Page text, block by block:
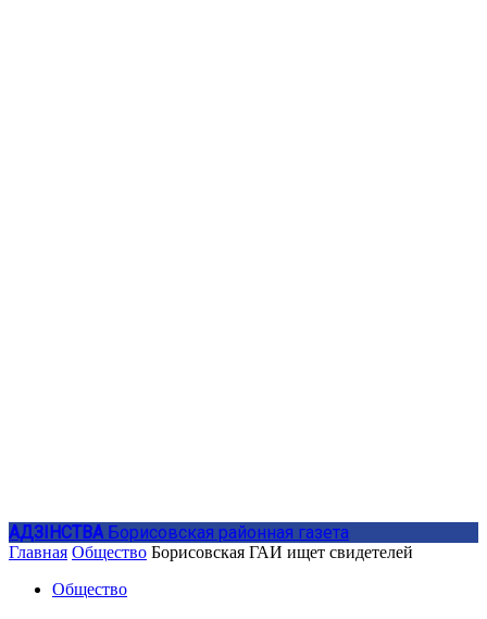
АДЗIНСТВА Борисовская районная газета
Главная Общество Борисовская ГАИ ищет свидетелей
Общество